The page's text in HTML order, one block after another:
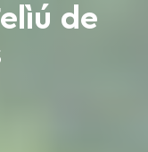
de